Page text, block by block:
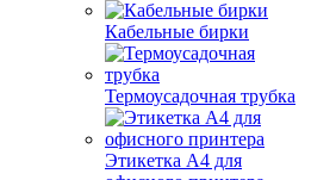
Кабельные бирки
Термоусадочная трубка
Этикетка А4 для